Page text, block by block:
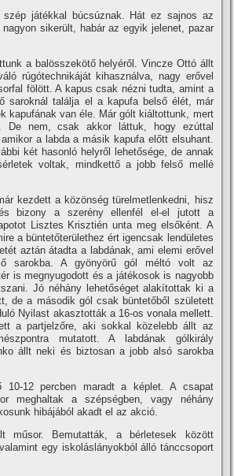
játékkal búcsúznak. Hát ez sajnos az
sikerült, habár az egyik jelenet, pazar
a balösszekötő helyéről. Vincze Ottó állt
rúgótechnikáját kihasználva, nagy erővel
fölött. A kapus csak nézni tudta, amint a
saroknál találja el a kapufa belső élét, már
kapufának van éle. Már gólt kiáltottunk, mert
De nem, csak akkor láttuk, hogy ezúttal
a labda a másik kapufa előtt elsuhant.
két hasonló helyről lehetősége, de annak
voltak, mindkettő a jobb felső mellé
kezdett a közönség türelmetlenkedni, hisz
bizony a szerény ellenfél el-el jutott a
Lisztes Krisztién unta meg elsőként. A
a büntetőterülethez ért igencsak lendületes
aztán átadta a labdának, ami elemi erővel
sarokba. A gyönyörű gól méltó volt az
is megnyugodott és a játékosok is nagyobb
Jó néhány lehetőséget alakí­tottak ki a
de a második gól csak büntetőből született
Nyilast akasztották a 16-os vonala mellett.
a partjelzőre, aki sokkal közelebb állt az
mutatott. A labdának gólkirály
állt neki és biztosan a jobb alsó sarokba
10-12 percben maradt a képlet. A csapat
meghaltak a szépségben, vagy néhány
hibájából akadt el az akció.
műsor. Bemutatták, a bérletesek között
egy iskoláslányokból álló tánccsoport